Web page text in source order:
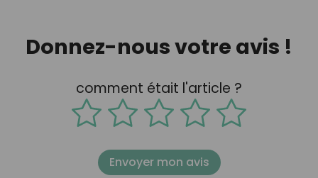
Donnez-nous votre avis !
comment était l'article ?
Envoyer mon avis